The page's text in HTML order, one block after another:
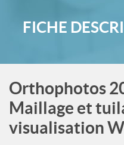
FICHE
Orthophotos
Maillage et
visualisation